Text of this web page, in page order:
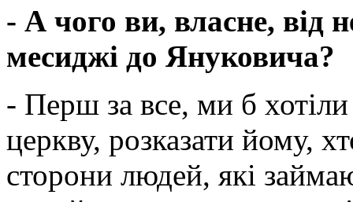
- А чого ви, власне, від
месиджі до Януковича?
- Перш за все, ми б
церкву, розказати йому,
сторони людей, які